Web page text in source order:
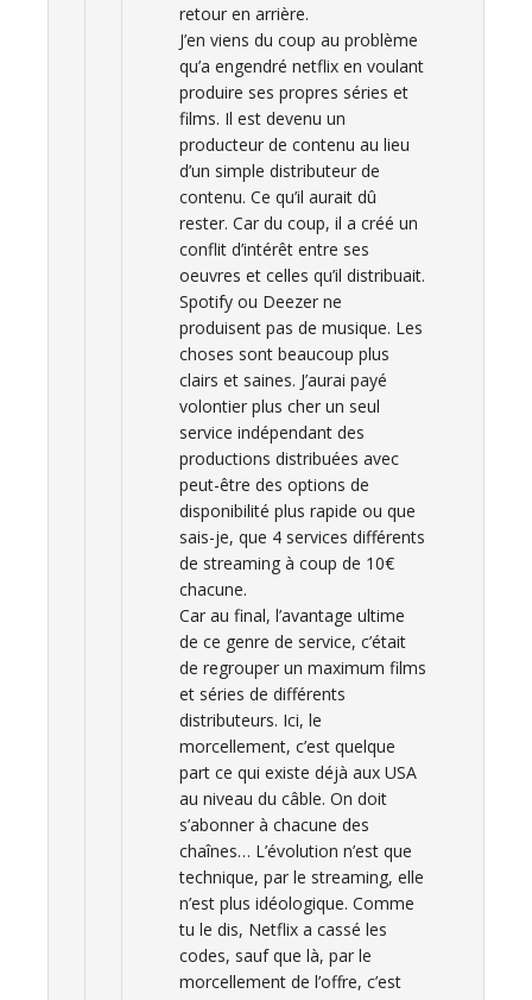
retour en arrière.
J’en viens du coup au problème
qu’a engendré netflix en voulant
produire ses propres séries et
films. Il est devenu un
producteur de contenu au lieu
d’un simple distributeur de
contenu. Ce qu’il aurait dû
rester. Car du coup, il a créé un
conflit d’intérêt entre ses
oeuvres et celles qu’il distribuait.
Spotify ou Deezer ne
produisent pas de musique. Les
choses sont beaucoup plus
clairs et saines. J’aurai payé
volontier plus cher un seul
service indépendant des
productions distribuées avec
peut-être des options de
disponibilité plus rapide ou que
sais-je, que 4 services différents
de streaming à coup de 10€
chacune.
Car au final, l’avantage ultime
de ce genre de service, c’était
de regrouper un maximum films
et séries de différents
distributeurs. Ici, le
morcellement, c’est quelque
part ce qui existe déjà aux USA
au niveau du câble. On doit
s’abonner à chacune des
chaînes… L’évolution n’est que
technique, par le streaming, elle
n’est plus idéologique. Comme
tu le dis, Netflix a cassé les
codes, sauf que là, par le
morcellement de l’offre, c’est